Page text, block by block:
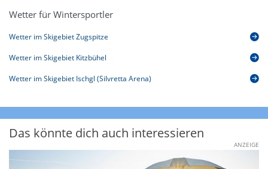
Wetter für Wintersportler
Wetter im Skigebiet Zugspitze
Wetter im Skigebiet Kitzbühel
Wetter im Skigebiet Ischgl (Silvretta Arena)
Das könnte dich auch interessieren
ANZEIGE